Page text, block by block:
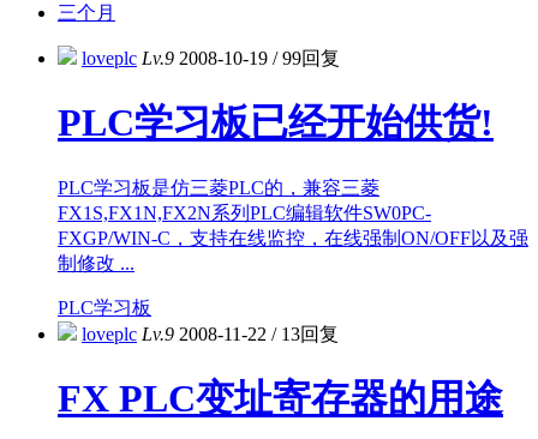
三个月
loveplc Lv.9 2008-10-19 /99回复
PLC学习板已经开始供货!
PLC学习板是仿三菱PLC的，兼容三菱
FX1S,FX1N,FX2N系列PLC编辑软件SW0PC-
FXGP/WIN-C，支持在线监控，在线强制ON/OFF以及强
制修改 ...
PLC学习板
loveplc Lv.9 2008-11-22 /13回复
FX PLC变址寄存器的用途